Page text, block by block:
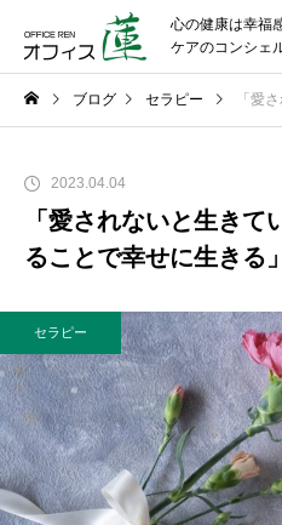
心の健康は幸福
ケアのコンシェ
ブログ セラピー 「愛され
2023.04.04
「愛されないと生き
ることで幸せに生きる
セラピー